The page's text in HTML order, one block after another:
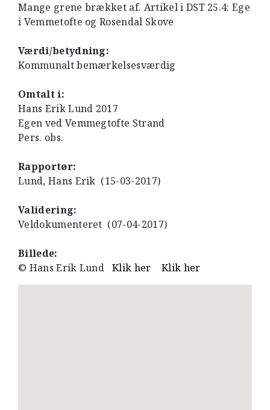
Mange grene brækket af. Artikel i DST 25.4: Ege
i Vemmetofte og Rosendal Skove
Værdi/betydning:
Kommunalt bemærkelsesværdig
Omtalt i:
Hans Erik Lund 2017
Egen ved Vemmegtofte Strand
Pers. obs.
Rapportør:
Lund, Hans Erik (15-03-2017)
Validering:
Veldokumenteret (07-04-2017)
Billede:
© Hans Erik LundKlik her Klik her